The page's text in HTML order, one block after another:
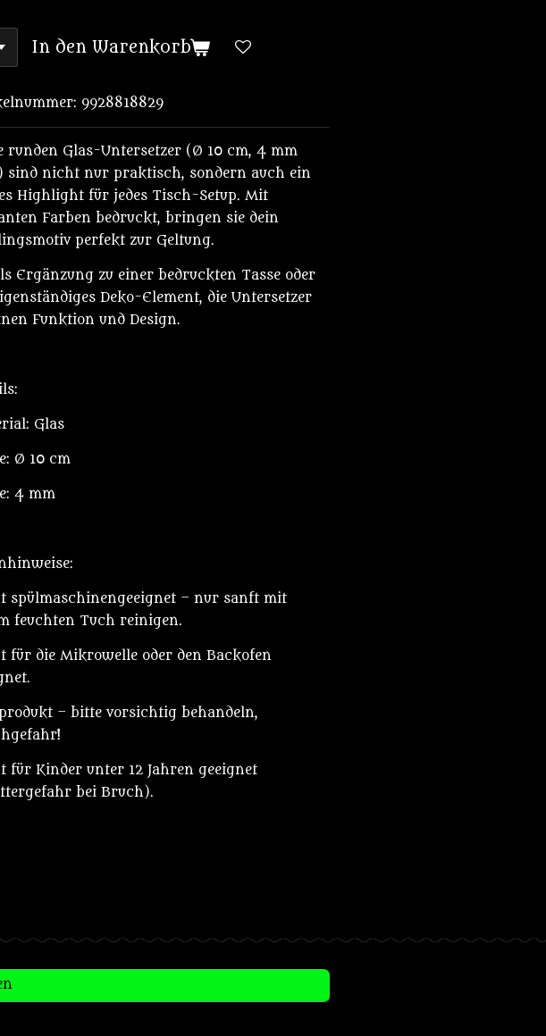
In den Warenkorb
9928818829
runden Glas-Untersetzer (Ø 10 cm, 4 mm
sind nicht nur praktisch, sondern auch ein
Highlight für jedes Tisch-Setup. Mit
Farben bedruckt, bringen sie dein
perfekt zur Geltung.
Ergänzung zu einer bedruckten Tasse oder
Deko-Element, die Untersetzer
Funktion und Design.
Glas
Ø 10 cm
4 mm
spülmaschinengeeignet – nur sanft mit
feuchten Tuch reinigen.
für die Mikrowelle oder den Backofen
– bitte vorsichtig behandeln,
für Kinder unter 12 Jahren geeignet
bei Bruch).